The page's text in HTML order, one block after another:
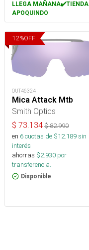
LLEGA MAÑANA✔️TIENDA
APOQUINDO
12%OFF
OUT46324
Mica Attack Mtb
Smith Optics
$ 73.134 $82.990
en 6cuotas de $12.189sin
interés
ahorras $2.930 por
transferencia.
Disponible